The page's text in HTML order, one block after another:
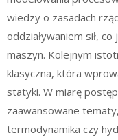
wiedzy o zasadach
oddziaływaniem sił,
maszyn. Kolejnym
klasyczna, która
statyki. W miarę
zaawansowane
termodynamika czy